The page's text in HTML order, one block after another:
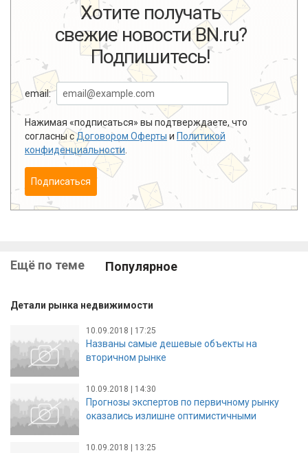
Хотите получать
свежие новости BN.ru?
Подпишитесь!
email:
Нажимая «подписаться» вы подтверждаете, что
согласны сДоговором Оферты и Политикой
конфиденциальности
Подписаться
Ещё по теме Популярное
Детали рынка недвижимости
10.09.2018 | 17:25
Названы самые дешевые объекты на
вторичном рынке
10.09.2018 | 14:30
Прогнозы экспертов по первичному рынку
оказались излишне оптимистичными
10.09.2018 | 13:25